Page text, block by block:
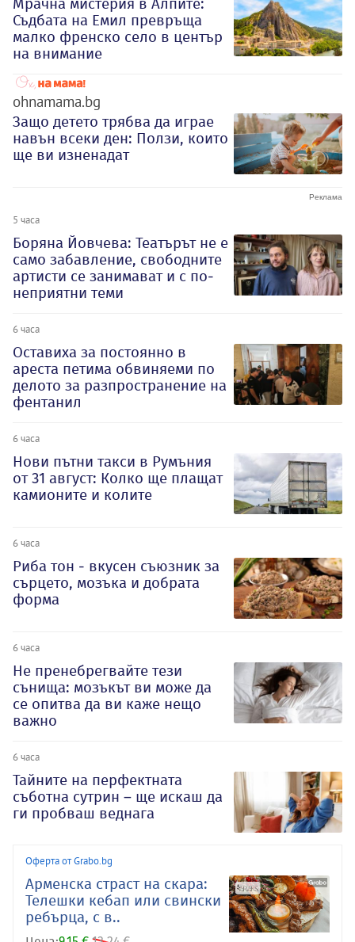
Мрачна мистерия в Алпите:
Съдбата на Емил превръща
малко френско село в център
на внимание
ohnamama.bg
Защо детето трябва да играе
навън всеки ден: Ползи, които
ще ви изненадат
5 часа
Боряна Йовчева: Театърът не е
само забавление, свободните
артисти се занимават и с по-
неприятни теми
6 часа
Оставиха за постоянно в
ареста петима обвиняеми по
делото за разпространение на
фентанил
6 часа
Нови пътни такси в Румъния
от 31 август: Колко ще плащат
камионите и колите
6 часа
Риба тон - вкусен съюзник за
сърцето, мозъка и добрата
форма
6 часа
Не пренебрегвайте тези
сънища: мозъкът ви може да
се опитва да ви каже нещо
важно
6 часа
Тайните на перфектната
съботна сутрин – ще искаш да
ги пробваш веднага
Оферта от Grabo.bg
Арменска страст на скара:
Телешки кебап или свински
ребърца, с в..